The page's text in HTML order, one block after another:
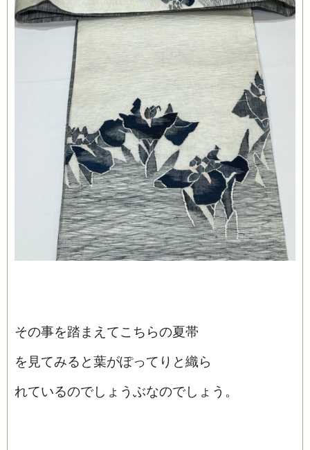
その事を踏まえてこちらの夏帯
を見てみると葉がぽってりと織ら
れているのでしょうぶなのでしょう。